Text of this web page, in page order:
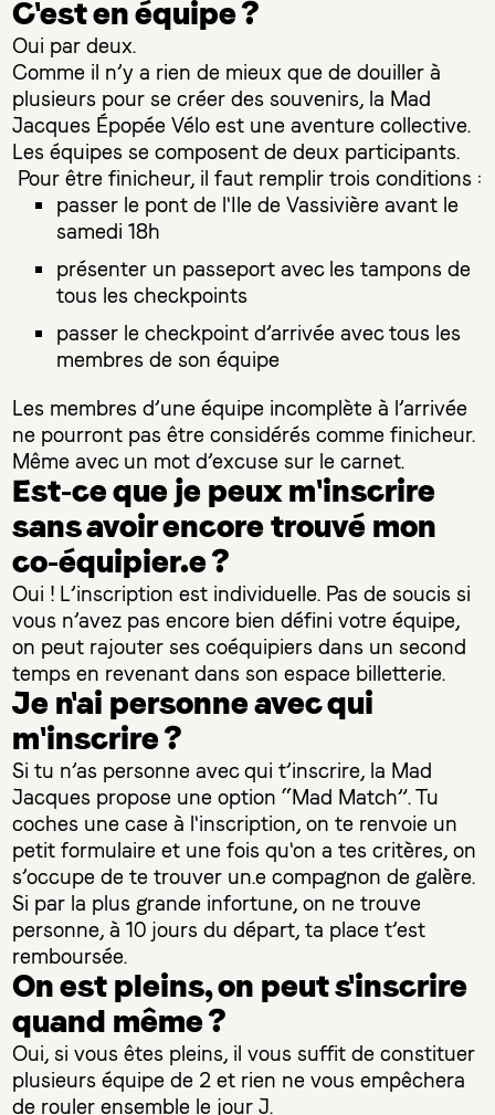
C'est en équipe ?
Oui par deux.
Comme il n’y a rien de mieux que de douiller à
plusieurs pour se créer des souvenirs, la Mad
Jacques Épopée Vélo est une aventure collective.
Les équipes se composent de deux participants.
Pour être finicheur, il faut remplir trois conditions :
passer le pont de l'Ile de Vassivière avant le
samedi 18h
présenter un passeport avec les tampons de
tous les checkpoints
passer le checkpoint d’arrivée avec tous les
membres de son équipe
Les membres d’une équipe incomplète à l’arrivée
ne pourront pas être considérés comme finicheur.
Même avec un mot d’excuse sur le carnet.
Est-ce que je peux m'inscrire
sans avoir encore trouvé mon
co-équipier.e ?
Oui ! L’inscription est individuelle. Pas de soucis si
vous n’avez pas encore bien défini votre équipe,
on peut rajouter ses coéquipiers dans un second
temps en revenant dans son espace billetterie.
Je n'ai personne avec qui
m'inscrire ?
Si tu n’as personne avec qui t’inscrire, la Mad
Jacques propose une option “Mad Match”. Tu
coches une case à l'inscription, on te renvoie un
petit formulaire et une fois qu'on a tes critères, on
s’occupe de te trouver un.e compagnon de galère.
Si par la plus grande infortune, on ne trouve
personne, à 10 jours du départ, ta place t’est
remboursée.
On est pleins, on peut s'inscrire
quand même ?
Oui, si vous êtes pleins, il vous suffit de constituer
plusieurs équipe de 2 et rien ne vous empêchera
de rouler ensemble le jour J.